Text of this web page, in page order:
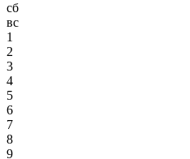
сб
вс
1
2
3
4
5
6
7
8
9